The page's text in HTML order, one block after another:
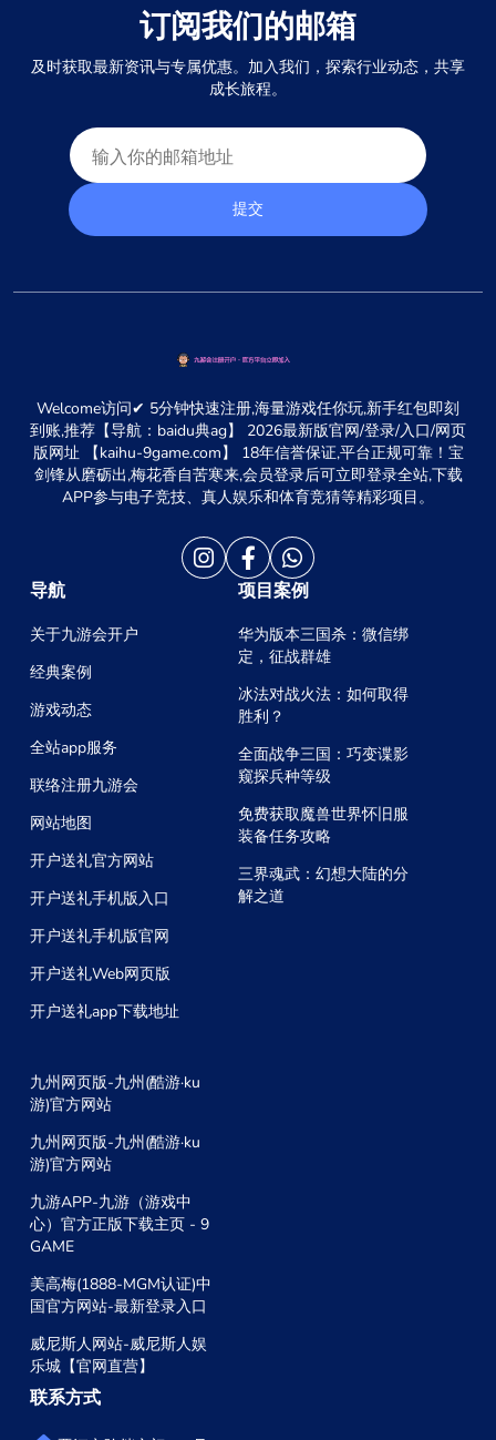
订阅我们的邮箱
及时获取最新资讯与专属优惠。加入我们，探索行业动态，共享
成长旅程。
提交
Welcome访问✔ 5分钟快速注册,海量游戏任你玩,新手红包即刻
到账,推荐【导航：baidu典ag】 2026最新版官网/登录/入口/网页
版网址 【kaihu-9game.com】 18年信誉保证,平台正规可靠！宝
剑锋从磨砺出,梅花香自苦寒来,会员登录后可立即登录全站,下载
APP参与电子竞技、真人娱乐和体育竞猜等精彩项目。
导航
关于九游会开户
经典案例
游戏动态
全站app服务
联络注册九游会
网站地图
开户送礼官方网站
开户送礼手机版入口
开户送礼手机版官网
开户送礼Web网页版
开户送礼app下载地址
九州网页版-九州(酷游·ku
游)官方网站
九州网页版-九州(酷游·ku
游)官方网站
九游APP-九游（游戏中
心）官方正版下载主页 - 9
GAME
美高梅(1888-MGM认证)中
国官方网站-最新登录入口
威尼斯人网站-威尼斯人娱
乐城【官网直营】
项目案例
华为版本三国杀：微信绑
定，征战群雄
冰法对战火法：如何取得
胜利？
全面战争三国：巧变谍影
窥探兵种等级
免费获取魔兽世界怀旧服
装备任务攻略
三界魂武：幻想大陆的分
解之道
联系方式